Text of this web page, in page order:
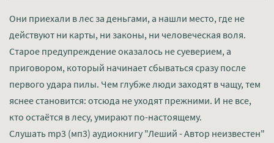
Они приехали в лес за деньгами, а нашли место, где не
действуют ни карты, ни законы, ни человеческая воля.
Старое предупреждение оказалось не суеверием, а
приговором, который начинает сбываться сразу после
первого удара пилы. Чем глубже люди заходят в чащу, тем
яснее становится: отсюда не уходят прежними. И не все,
кто остаётся в лесу, умирают по-настоящему.
Слушать mp3 (мп3) аудиокнигу "Леший - Автор неизвестен"